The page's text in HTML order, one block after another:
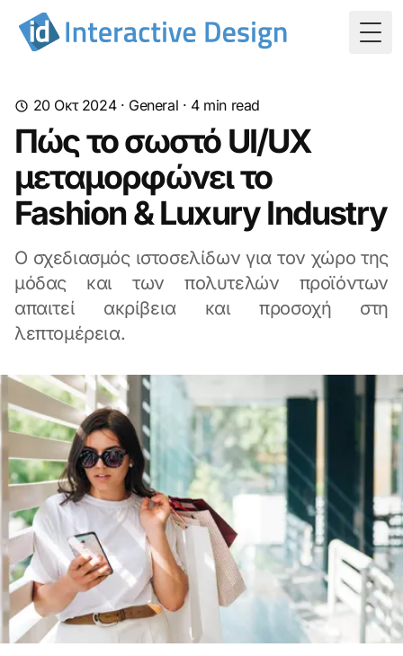
20 Οκτ 2024· General · 4min read
Πώς το σωστό UI/UX
μεταμορφώνει το
Fashion & Luxury Industry
Ο σχεδιασμός ιστοσελίδων για τον χώρο της
μόδας και των πολυτελών προϊόντων
απαιτεί ακρίβεια και προσοχή στη
λεπτομέρεια.